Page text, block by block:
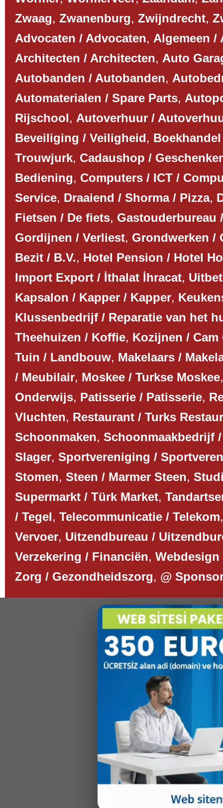
Zwaag, Zwanenburg, Zwijndrecht,
Advocaten / Advocaten, Algemeen /
Architecten / Architecten, Auto
Autobanden / Autobanden,
Automaterialen / Spare Parts,
Rijschool, Autoverhuur /
Beveiliging / Veiligheid,
Trouwjurk, Cadaushop /
Bediening, Computers / ICT /
Service, Draaiend / Shorma / Pizza,
Fietsen / De fiets, Gastouderbureau
Gordijnen / Verliest, Grondwerken /
Bezit / B.V., Hotel Pension / Hotel
Import Export / İthalat İhracat,
Kapsalon / Kapper / Kapper,
Klussenbedrijf / Reparatie van het
Theehuizen / Koffie, Kozijnen / Cam
Tuin / Landbouw, Makelaars /
/ Meubilair, Moskee / Turkse Moskee
Onderwijs, Patisserie / Patisserie,
Vluchten, Restaurant / Turks
Schoonmaken, Schoonmaakbedrijf
Slager, Sportvereniging /
Stomen, Steen / Marmer Steen,
Supermarkt / Türk Market,
/ Tegel, Telecommunicatie / Telekom
Vervoer, Uitzendbureau /
Verzekering / Financiën, Webdesign
Zorg / Gezondheidszorg, @